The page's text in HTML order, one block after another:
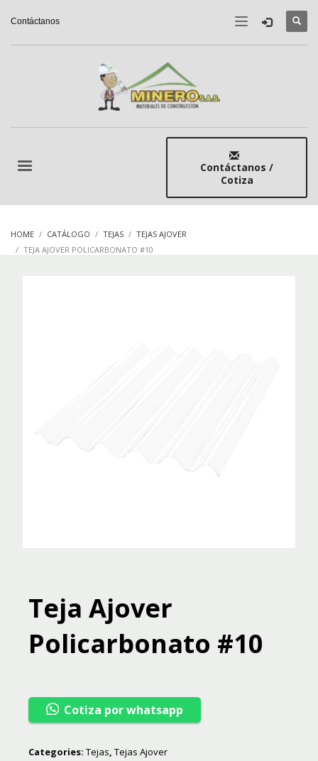
Contáctanos
Contáctanos /
Cotiza
HOME CATÁLOGO TEJAS
TEJAS AJOVER
TEJA AJOVER POLICARBONATO #10
Teja Ajover
Policarbonato #10
Cotiza por whatsapp
Categories: Tejas, Tejas Ajover